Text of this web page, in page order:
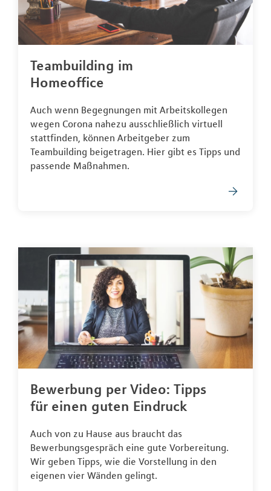
Teambuilding im
Homeoffice
Auch wenn Begegnungen mit Arbeitskollegen
wegen Corona nahezu ausschließlich virtuell
stattfinden, können Arbeitgeber zum
Teambuilding beigetragen. Hier gibt es Tipps und
passende Maßnahmen.
Bewerbung per Video: Tipps
für einen guten Eindruck
Auch von zu Hause aus braucht das
Bewerbungsgespräch eine gute Vorbereitung.
Wir geben Tipps, wie die Vorstellung in den
eigenen vier Wänden gelingt.